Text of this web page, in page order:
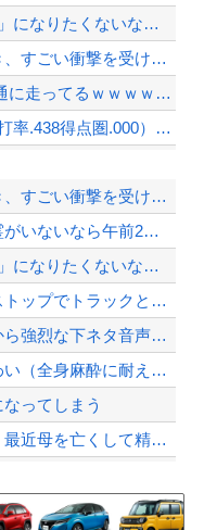
【リスク3倍】お前ら「認知症」になりたくないなら酒をやめろ
急いで曲がり角を曲がったとき、すごい衝撃を受けてリアルに2ｍくらいふっとんだ
【画像】 福岡、こんなのが普通に走ってるｗｗｗｗｗｗｗｗｗｗｗｗｗｗｗｗｗｗｗｗ...
カープ佐々木泰（8月OPS.875打率.438得点圏.000）←1番に置いた方が...
女キャラwwwwww
【衝撃】中国製ルーター20機種にバックドア発見！ ネットに繋ぐだけで35秒ごとに...
【草】アル中「水飲みたくない！」 グラス「はい転倒」
【配信者】「金バエ」のSNS更新が1週間途絶え、様々な憶測が飛び交う。1週間ぶり...
【緊急速報】NYで警官が黒人男性の首を絞め、暴動第二波不可避へ
Powered by livedoor 相互RSS
急いで曲がり角を曲がったとき、すごい衝撃を受けてリアルに2ｍくらいふっとんだ
【幽霊否定派、完全論破】幽霊がいないなら午前2時に一人で墓石を木刀で叩き割れるよ...
【リスク3倍】お前ら「認知症」になりたくないなら酒をやめろ
【動画】両方馬鹿（笑）ミニストップでトラックと衝突したドラレコが（ノ∇`）
【動画】駅構内のスピーカーから強烈な下ネタ音声が垂れ流される 全乗客困惑の音声が...
医者「麻酔かけますよー」 わい（全身麻酔に耐えて見せる！うおおおおおお！！！！）
ってしまう
【悲報】射殺されたオッサン、最近母を亡くして精神的ショックを受けていたと判明
きら「……白石」